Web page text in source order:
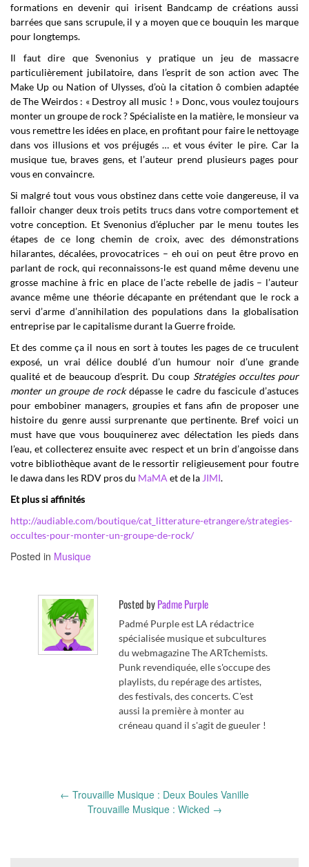
formations en devenir qui irisent Bandcamp de créations aussi
barrées que sans scrupule, il y a moyen que ce bouquin les marque
pour longtemps.
Il faut dire que Svenonius y pratique un jeu de massacre
particulièrement jubilatoire, dans l’esprit de son action avec The
Make Up ou Nation of Ulysses, d’où la citation ô combien adaptée
de The Weirdos : « Destroy all music ! » Donc, vous voulez toujours
monter un groupe de rock ? Spécialiste en la matière, le monsieur va
vous remettre les idées en place, en profitant pour faire le nettoyage
dans vos illusions et vos préjugés … et vous éviter le pire. Car la
musique tue, braves gens, et l’auteur prend plusieurs pages pour
vous en convaincre.
Si malgré tout vous vous obstinez dans cette voie dangereuse, il va
falloir changer deux trois petits trucs dans votre comportement et
votre conception. Et Svenonius d’éplucher par le menu toutes les
étapes de ce long chemin de croix, avec des démonstrations
hilarantes, décalées, provocatrices – eh oui on peut être provo en
parlant de rock, qui reconnaissons-le est quand même devenu une
grosse machine à fric en place de l’acte rebelle de jadis – l’auteur
avance même une théorie décapante en prétendant que le rock a
servi d’arme d’annihilation des populations dans la globalisation
entreprise par le capitalisme durant la Guerre froide.
Et des comme ça il nous en sort à toutes les pages de ce truculent
exposé, un vrai délice doublé d’un humour noir d’une grande
qualité et de beaucoup d’esprit. Du coup Stratégies occultes pour
monter un groupe de rockdépasse le cadre du fascicule d’astuces
pour embobiner managers, groupies et fans afin de proposer une
histoire du genre aussi surprenante que pertinente. Bref voici un
must have que vous bouquinerez avec délectation les pieds dans
l’eau, et collecterez ensuite avec respect et un brin d’angoisse dans
votre bibliothèque avant de le ressortir religieusement pour foutre
le dawa dans les RDV pros du MaMA et de la JIMI.
Et plus si affinités
http://audiable.com/boutique/cat_litterature-etrangere/strategies-
occultes-pour-monter-un-groupe-de-rock/
Posted in Musique
Posted byPadme Purple
Padmé Purple est LA rédactrice
spécialisée musique et subcultures
du webmagazine The ARTchemists.
Punk revendiquée, elle s'occupe des
playlists, du repérage des artistes,
des festivals, des concerts. C'est
aussi la première à monter au
créneau quand il s'agit de gueuler !
← Trouvaille Musique : Deux Boules Vanille
Trouvaille Musique : Wicked →